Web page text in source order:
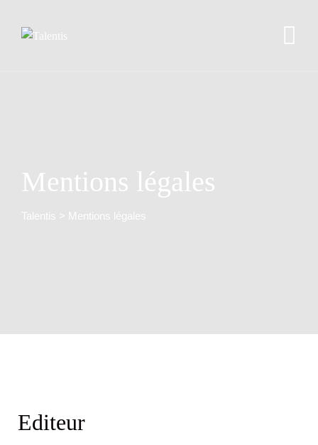
Mentions légales
Talentis > Mentions légales
Editeur